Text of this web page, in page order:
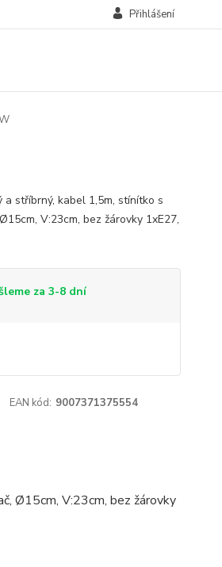
Přihlášení
stříbrný, kabel 1,5m, stínítko s
V:23cm, bez žárovky 1xE27,
za 3-8 dní
EAN kód: 9007371375554
Ø15cm, V:23cm, bez žárovky